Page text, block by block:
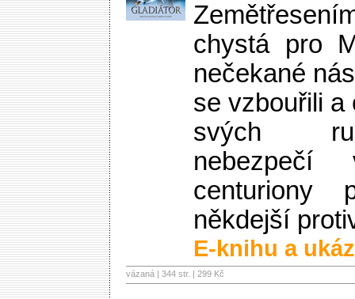
chystá pro
nečekané
se vzbouřili
svých
centuriony
někdejší
E-knihu a
vázaná | 344 str. | 299 Kč